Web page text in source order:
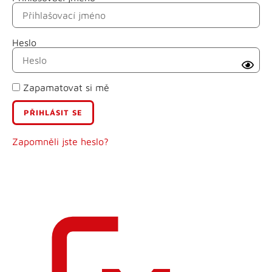
Heslo
Zapamatovat si mě
Zapomněli jste heslo?
Příjmení
E-mail
Uživatelské jméno
Heslo znovu